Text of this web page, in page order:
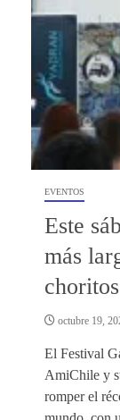
EVENTOS
Este
más
choritos
octubre 19,
El Festival
AmiChile y
romper el